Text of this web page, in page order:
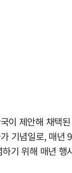
이 제안해 채택
기념일로, 매년
기 위해 매년 행